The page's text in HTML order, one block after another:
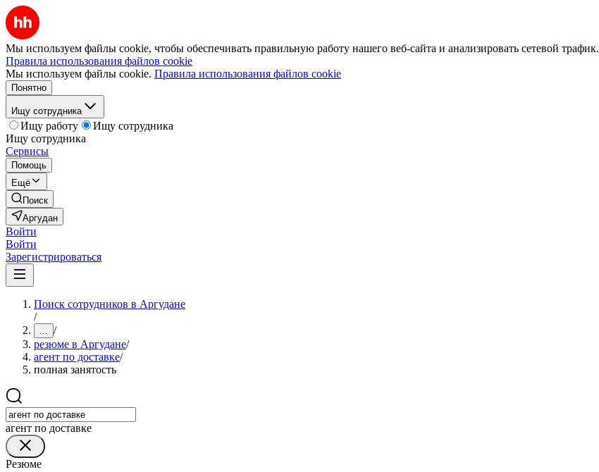
Мы используем файлы cookie, чтобы обеспечивать правильную работу нашего веб-сайта и анализировать сетевой трафик.
Правила использования файлов cookie
Мы используем файлы cookie. Правила использования файлов cookie
Понятно
Ищу сотрудника
Ищу работу
Ищу сотрудника
Ищу сотрудника
Сервисы
Помощь
Ещё
Поиск
Аргудан
Войти
Войти
Зарегистрироваться
Поиск сотрудников в Аргудане
/
... /
резюме в Аргудане/
агент по доставке/
полная занятость
агент по доставке
Резюме